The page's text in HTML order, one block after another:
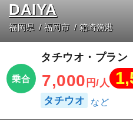
DAIYA
福岡県 福岡市 箱崎漁港
乗合
タチウオ・プラン
7,000 円/人
タチウオ